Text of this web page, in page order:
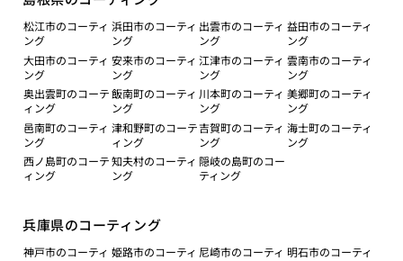
松江市のコーティ
ング
浜田市のコーティ
ング
出雲市のコーティ
ング
益田市のコーティ
ング
大田市のコーティ
ング
安来市のコーティ
ング
江津市のコーティ
ング
雲南市のコーティ
ング
奥出雲町のコーテ
ィング
飯南町のコーティ
ング
川本町のコーティ
ング
美郷町のコーティ
ング
邑南町のコーティ
ング
津和野町のコーテ
ィング
吉賀町のコーティ
ング
海士町のコーティ
ング
西ノ島町のコーテ
ィング
知夫村のコーティ
ング
隠岐の島町のコー
ティング
兵庫県のコーティング
神戸市のコーティ 姫路市のコーティ 尼崎市のコーティ 明石市のコーティ